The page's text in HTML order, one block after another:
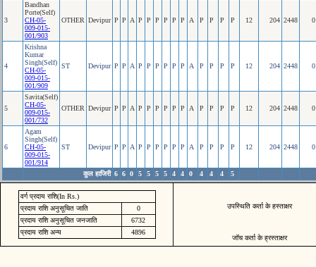
3
Bandhan
Porte(Self)
CH-05-
009-015-
001/903
OTHER Devipur P P A P P P P P P A P P P P 12 204 2448 0
4
Krishna
Kumar
Singh(Self)
CH-05-
009-015-
001/909
ST Devipur P P A P P P P P P A P P P P 12 204 2448 0
5
Savita(Self)
CH-05-
009-015-
001/732
OTHER Devipur P P A P P P P P P A P P P P 12 204 2448 0
6
Agam
Singh(Self)
CH-05-
009-015-
001/914
ST Devipur P P A P P P P P P A P P P P 12 204 2448 0
कुल हाजिरी 6 6 0 5 5 5 5 4 4 0 4 4 4 5
वर्ग प्रदाय राशि(In Rs.)
प्रदाय राशि अनुसूचित जाति
0
प्रदाय राशि अनुसूचित जनजाति
6732
प्रदाय राशि अन्य
4896
उपस्थिति कर्ता के हस्ताक्षर
जॉच कर्ता के ह्रस्ताक्षर